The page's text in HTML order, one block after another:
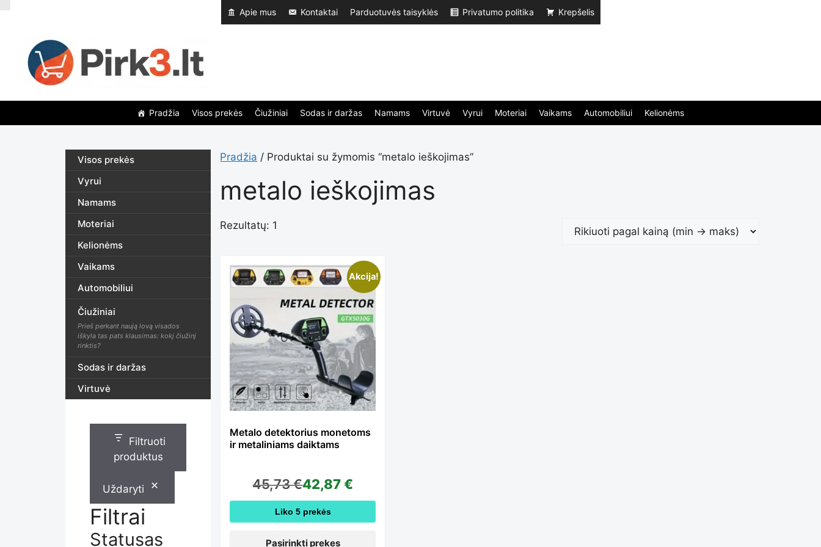
prie
turinio
Apie mus Kontaktai Parduotuvės taisyklės Privatumo politika Krepšelis
Pradžia Visos prekės Čiužiniai Sodas ir daržas Namams Virtuvė Vyrui Moteriai Vaikams Automobiliui Kelionėms
Pradžia / Produktai su žymomis “metalo ieškojimas”
metalo ieškojimas
Rezultatų: 1
Akcija!
Metalo detektorius monetoms
ir metaliniams daiktams
45,73€42,87€
Liko 5 prekės
Pasirinkti prekes
This
product
has
multiple
The
Visos prekės
Vyrui
Namams
Moteriai
Kelionėms
Vaikams
Automobiliui
Čiužiniai
Prieš perkant naują lovą visados
iškyla tas pats klausimas: kokį čiužinį
rinktis?
Sodas ir daržas
Virtuvė
Filtruoti
produktus
Uždaryti
Filtrai
Statusas